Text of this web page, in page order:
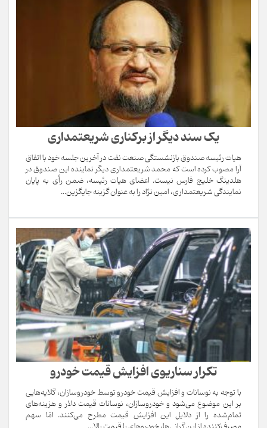
یک سند دیگر از برکناری شریعتمداری
هیات رئیسه صندوق بازنشستگی صنعت نفت در آخرین جلسه خود با اتفاق
آرا مصوب کرده است که محمد شریعتمداری دیگر نماینده این صندوق در
هلدینگ خلیج فارس نیست. اعضای هیات رئیسه، ضمن رأی به پایان
نمایندگی شریعتمداری، امین نژاد را به عنوان گزینه جایگزین...
تکرار سناریوی افزایش قیمت خودرو
با توجه به نوسانات و افزایش قیمت خودرو توسط خودروسازان، گلایه‌هایی
بر این موضوع می‌شود و خودروسازان، نوسانات قیمت دلار و هزینه‌های
تمام‌شده را از دلایل این افزایش قیمت مطرح می‌کنند. امّا سهم